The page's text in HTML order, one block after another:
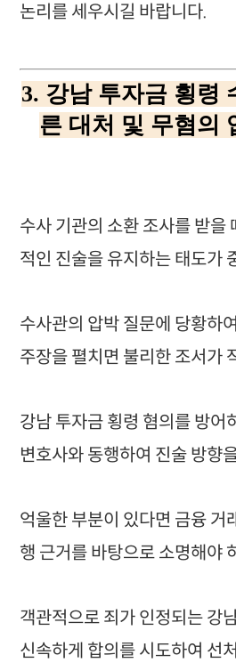
논리를 세우시길 바랍니다.
3. 강남 투자금 횡령
른 대처 및 무혐의
수사 기관의 소환 조사를 받을
적인 진술을 유지하는 태도가
수사관의 압박 질문에 당황하
주장을 펼치면 불리한 조서가
강남 투자금 횡령 혐의를 방어
변호사와 동행하여 진술 방향
억울한 부분이 있다면 금융 거
행 근거를 바탕으로 소명해야
객관적으로 죄가 인정되는 강
신속하게 합의를 시도하여 선